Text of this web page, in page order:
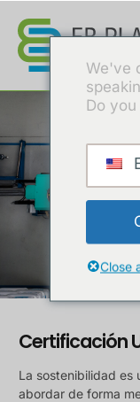
Certificación
Certificación
La sostenibilidad es
abordar de forma
We've
Do
Close